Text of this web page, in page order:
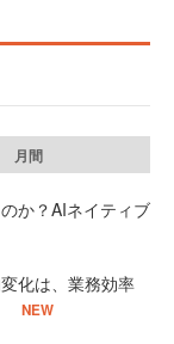
月間
か？AIネイティブ
化は、業務効率
NEW